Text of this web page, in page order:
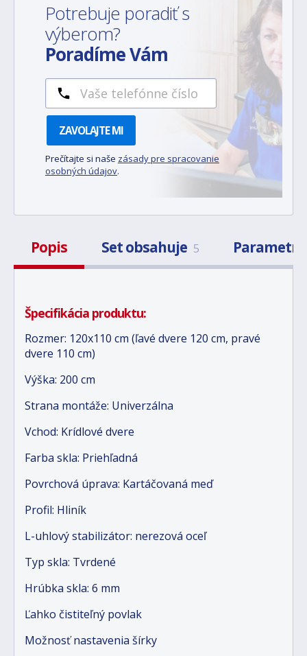
Potrebuje poradiť s
výberom?
Poradíme Vám
ZAVOLAJTE MI
Prečítajte si naše zásady pre spracovanie
osobných údajov.
Popis Set obsahuje 5 Parametre
Špecifikácia produktu:
Rozmer: 120x110 cm (ľavé dvere 120 cm, pravé
dvere 110 cm)
Výška: 200 cm
Strana montáže: Univerzálna
Vchod: Krídlové dvere
Farba skla: Priehľadná
Povrchová úprava: Kartáčovaná meď
Profil: Hliník
L-uhlový stabilizátor: nerezová oceľ
Typ skla: Tvrdené
Hrúbka skla: 6 mm
Ľahko čistiteľný povlak
Možnosť nastavenia šírky